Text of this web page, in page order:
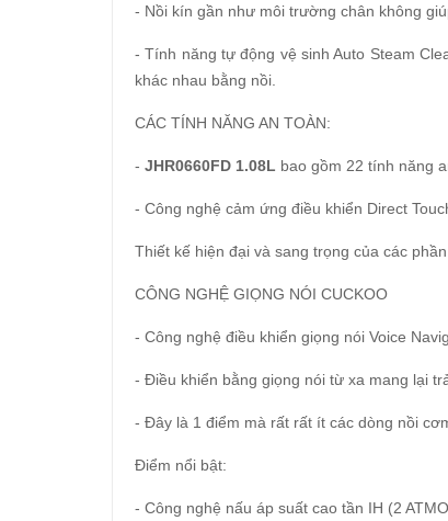
- Nồi kín gần như môi trường chân không
- Tính năng tự động vệ sinh Auto Steam
khác nhau bằng nồi.
CÁC TÍNH NĂNG AN TOÀN:
- JHR0660FD 1.08L bao gồm 22 tính năng
- Công nghệ cảm ứng điều khiển Direct
Thiết kế hiện đại và sang trọng của các
CÔNG NGHỆ GIỌNG NÓI CUCKOO
- Công nghệ điều khiển giọng nói Voice
- Điều khiển bằng giọng nói từ xa mang lại
- Đây là 1 điểm mà rất rất ít các dòng nồi
Điểm nổi bật:
- Công nghệ nấu áp suất cao tần IH (2